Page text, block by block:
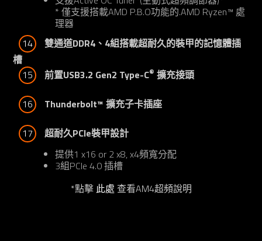
* 僅支援搭載AMD P.B.O功能的.AMD Ryzen™ 處
理器
14
雙通道DDR4、4組搭載超耐久的裝甲的記憶體插
槽
15
前置USB3.2 Gen2 Type-C® 擴充接頭
16 Thunderbolt™ 擴充子卡插座
17
超耐久PCIe裝甲設計
提供1 x16 or 2 x8, x4頻寬分配
3組PCIe 4.0 插槽
*點擊此處 查看AM4超頻說明